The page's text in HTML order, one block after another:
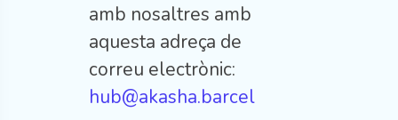
amb nosaltres amb
aquesta adreça de
correu electrònic:
hub@akasha.barcel